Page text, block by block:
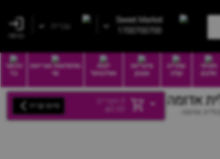
עברית
Sweet Market
1700700700
חטיפי
חלבון
שתייה
קלה
סיגריות
וטבק
יינות
ואלכוהול
סלסלאות ואריזות
שי
הכשר
בד
אדומה
אדומה
מוצרים
₪ סיום קנייה